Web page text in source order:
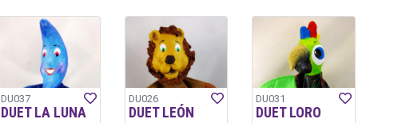
DU037
DUET LA LUNA
DU026
DUET LEÓN
DU031
DUET LORO